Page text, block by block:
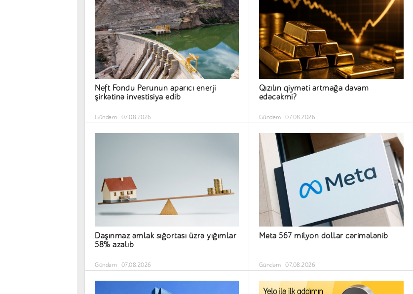
Neft Fondu Perunun aparıcı enerji
şirkətinə investisiya edib
Gündəm 07.08.2026
Qızılın qiyməti artmağa davam
edəcəkmi?
Gündəm 07.08.2026
Daşınmaz əmlak sığortası üzrə yığımlar
58% azalıb
Gündəm 07.08.2026
Meta 567 milyon dollar cərimələnib
Gündəm 07.08.2026